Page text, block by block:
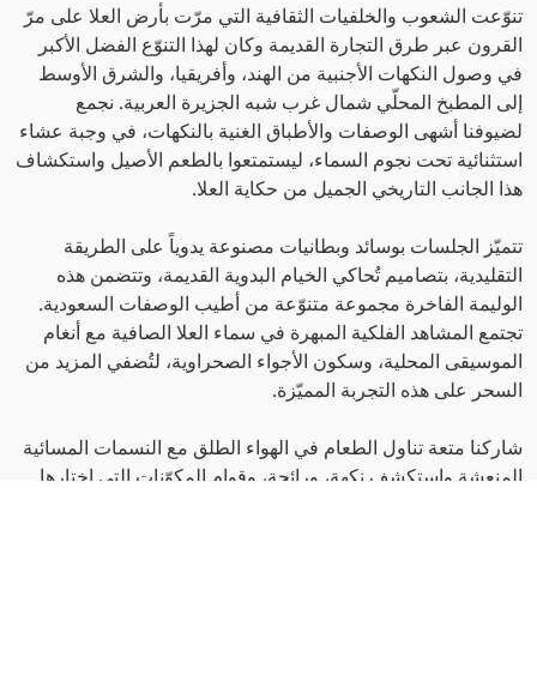
تنوّعت الشعوب والخلفيات الثقافية التي مرّت بأرض العلا على مرّ
القرون عبر طرق التجارة القديمة وكان لهذا التنوّع الفضل الأكبر
في وصول النكهات الأجنبية من الهند، وأفريقيا، والشرق الأوسط
إلى المطبخ المحلّي شمال غرب شبه الجزيرة العربية. نجمع
لضيوفنا أشهى الوصفات والأطباق الغنية بالنكهات، في وجبة عشاء
استثنائية تحت نجوم السماء، ليستمتعوا بالطعم الأصيل واستكشاف
هذا الجانب التاريخي الجميل من حكاية العلا.
تتميّز الجلسات بوسائد وبطانيات مصنوعة يدوياً على الطريقة
التقليدية، بتصاميم تُحاكي الخيام البدوية القديمة، وتتضمن هذه
الوليمة الفاخرة مجموعة متنوّعة من أطيب الوصفات السعودية.
تجتمع المشاهد الفلكية المبهرة في سماء العلا الصافية مع أنغام
الموسيقى المحلية، وسكون الأجواء الصحراوية، لتُضفي المزيد من
السحر على هذه التجربة المميّزة.
شاركنا متعة تناول الطعام في الهواء الطلق مع النسمات المسائية
المنعشة واستكشف نكهة، ورائحة، وقوام المكوّنات التي اختارها